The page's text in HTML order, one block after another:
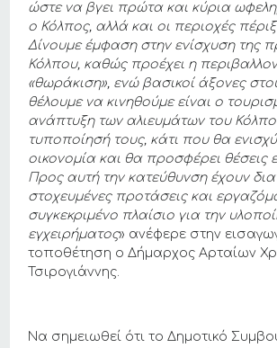
ώστε να βγει πρώτα και κύρια
ο Κόλπος, αλλά και οι περιοχές
Δίνουμε έμφαση στην ενίσχυση της
Κόλπου, καθώς προέχει η
«θωράκιση», ενώ βασικοί άξονες
θέλουμε να κινηθούμε είναι ο
ανάπτυξη των αλιευμάτων του
τυποποίησή τους, κάτι που θα
οικονομία και θα προσφέρει θέσεις
Προς αυτή την κατεύθυνση έχουν
στοχευμένες προτάσεις και
συγκεκριμένο πλαίσιο για την
εγχειρήματος» ανέφερε στην
τοποθέτηση ο Δήμαρχος Αρταίων
Τσιρογιάννης.
Να σημειωθεί ότι το Δημοτικό